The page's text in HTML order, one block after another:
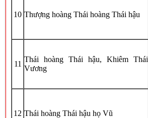
10 Thượng hoàng Thái hoàng Thái hậu
11
Thái hoàng Thái hậu, Khiêm Thái
Vương
12 Thái hoàng Thái hậu họ Vũ